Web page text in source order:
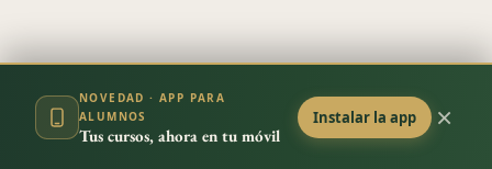
Módulo 5 — Transformación
5 leccionesNOVEDAD · APP PARA
ALUMNOS
Tus cursos, ahora en tu móvil
Instalar la app ×